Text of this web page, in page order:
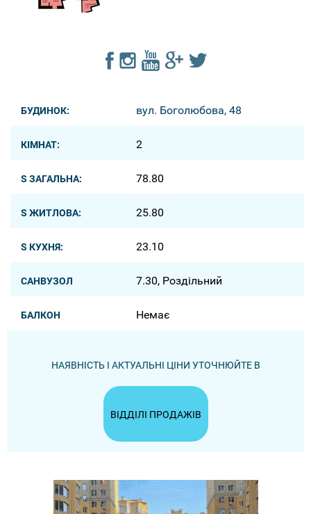
БУДИНОК: вул. Боголюбова, 48
КІМНАТ: 2
S ЗАГАЛЬНА: 78.80
S ЖИТЛОВА: 25.80
S КУХНЯ: 23.10
САНВУЗОЛ 7.30, Роздільний
БАЛКОН Немає
НАЯВНІСТЬ І АКТУАЛЬНІ ЦІНИ УТОЧНЮЙТЕ В
ВІДДІЛІ ПРОДАЖІВ